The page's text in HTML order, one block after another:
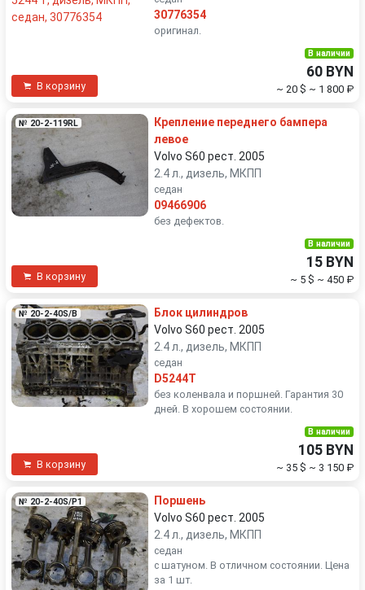
30776354
оригинал.
В корзину
В наличии
60 BYN
~ 20 $ ~ 1 800 ₽
№ 20-2-119RL
Крепление переднего бампера
левое
Volvo S60 рест. 2005
2.4 л., дизель, МКПП
седан
09466906
без дефектов.
В корзину
В наличии
15 BYN
~ 5 $ ~ 450 ₽
№ 20-2-40S/B
Блок цилиндров
Volvo S60 рест. 2005
2.4 л., дизель, МКПП
седан
D5244T
без коленвала и поршней. Гарантия 30
дней. В хорошем состоянии.
В корзину
В наличии
105 BYN
~ 35 $ ~ 3 150 ₽
№ 20-2-40S/P1
Поршень
Volvo S60 рест. 2005
2.4 л., дизель, МКПП
седан
с шатуном. В отличном состоянии. Цена
за 1 шт.